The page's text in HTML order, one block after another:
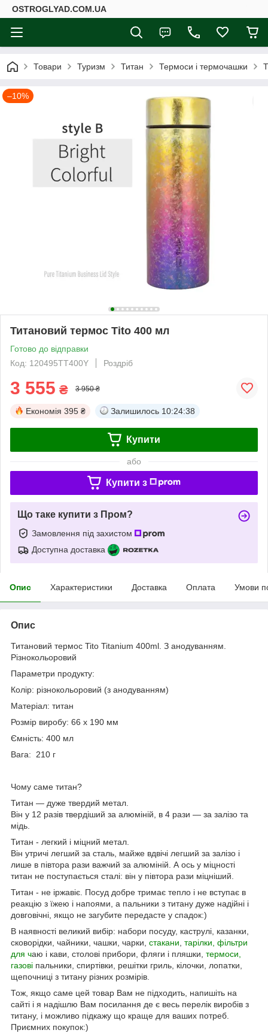
ОSTROGLYAD.СOM.UA
Товари Туризм Титан Термоси і термочашки
–10%
Титановий термос Titо 400 мл
Готово до відправки
Код: 120495TT400Y
Роздріб
3 555 ₴ 3 950 ₴
Економія 395 ₴ Залишилось 10:24:37
Купити
або
Купити з
Що таке купити з Пром?
Замовлення під захистом
Доступна доставка
Опис Характеристики Доставка Оплата Умови
Опис
Титановий термос Tito Titanium 400ml. З анодуванням.
Різнокольоровий
Параметри продукту:
Колір: різнокольоровий (з анодуванням)
Матеріал: титан
Розмір виробу: 66 x 190 мм
Ємність: 400 мл
Вага: 210 г
Чому саме титан?
Титан — дуже твердий метал.
Він у 12 разів твердіший за алюміній, в 4 рази — за залізо та
мідь.
Титан - легкий і міцний метал.
Він утричі легший за сталь, майже вдвічі легший за залізо і
лише в півтора рази важчий за алюміній. А ось у міцності
титан не поступається сталі: він у півтора рази міцніший.
Титан - не іржавіє. Посуд добре тримає тепло і не вступає в
реакцію з їжею і напоями, а пальники з титану дуже надійні і
довговічні, якщо не загубите передасте у спадок:)
В наявності великий вибір: набори посуду, каструлі, казанки,
сковорідки, чайники, чашки, чарки, стакани тарілки, фільтри
для чаю і кави, столові прибори, фляги і пляшки, термоси,
газові пальники, спиртівки, решітки гриль, кілочки, лопатки,
щепочниці з титану різних розмірів.
Тож, якщо саме цей товар Вам не підходить, напишіть на
сайті і я надішлю Вам посилання де є весь перелік виробів з
титану, і можливо підкажу що краще для ваших потреб.
Приємних покупок:)